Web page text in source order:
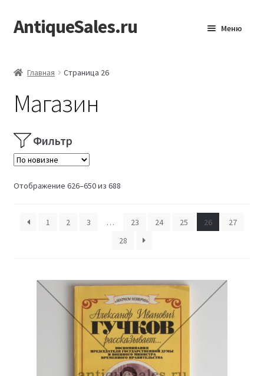
Перейти
к
Перейти
к
AntiqueSales.ru Меню
Главная Страница 26
Магазин
Фильтр
Отображение 626–650 из 688Сортировка:
1
2 3 … 23 24 25 26
27
28